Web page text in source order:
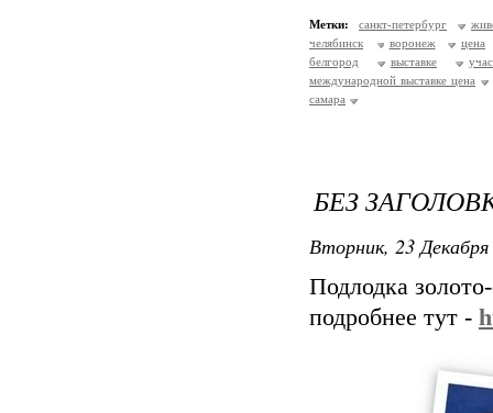
Метки: санкт-петербург
челябинск
воронеж
цена
белгород
выставке
международной выставке цена
самара
БЕЗ
Вторник, 23
Подлодка
подробнее тут -